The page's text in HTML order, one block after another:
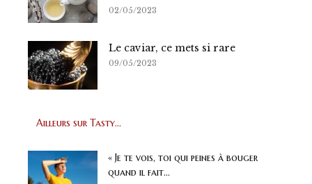
02/05/2023
Le caviar, ce mets si rare
09/05/2023
Ailleurs sur Tasty...
« Je te vois, toi qui peines à bouger
quand il fait...